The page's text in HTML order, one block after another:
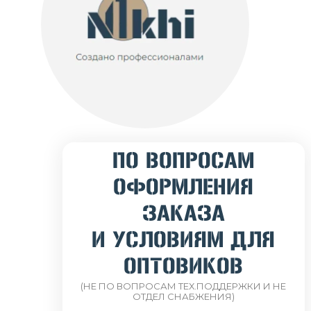
ПО ВОПРОСАМ
ОФОРМЛЕНИЯ
ЗАКАЗА
И УСЛОВИЯМ ДЛЯ
ОПТОВИКОВ
(НЕ ПО ВОПРОСАМ ТЕХ.ПОДДЕРЖКИ И НЕ
ОТДЕЛ СНАБЖЕНИЯ)